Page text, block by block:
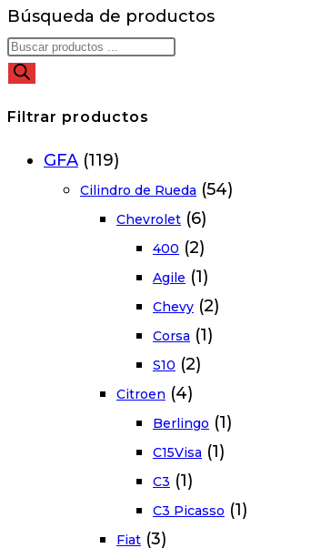
Búsqueda de productos
Filtrar productos
GFA (119)
Cilindro de Rueda (54)
Chevrolet (6)
400 (2)
Agile (1)
Chevy (2)
Corsa (1)
S10 (2)
Citroen (4)
Berlingo (1)
C15Visa (1)
C3 (1)
C3 Picasso (1)
Fiat (3)